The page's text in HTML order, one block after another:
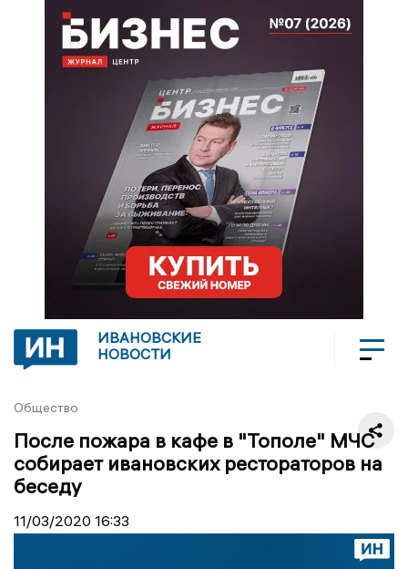
ИВАНОВСКИЕ
НОВОСТИ
Общество
После пожара в кафе в "Тополе" МЧС
собирает ивановских рестораторов на
беседу
11/03/2020 16:33